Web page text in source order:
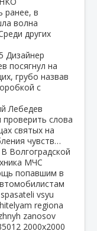
ранее, в
волна
других
Дизайнер
посягнул на
грубо назвав
с
слова
святых на
чувств…
В Волгоградской
МЧС
попавшим в